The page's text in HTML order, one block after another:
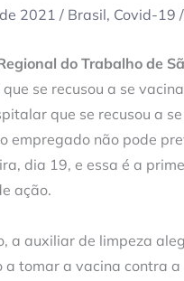
2021 / Brasil, Covid-19 /
do Trabalho de
se recusou a se
que se recusou a
empregado não pode
dia 19, e essa é a
ação.
a auxiliar de limpeza
a tomar a vacina contra